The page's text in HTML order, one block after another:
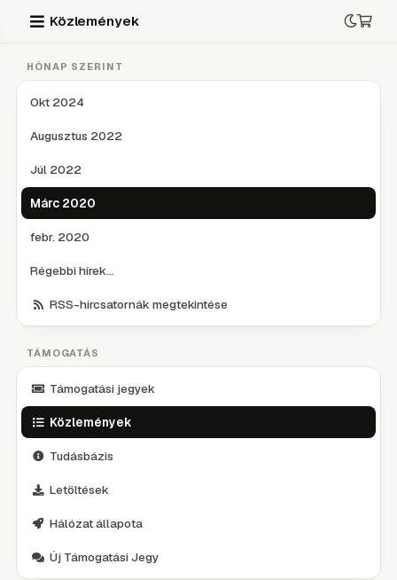
Közlemények
HÓNAP SZERINT
Okt 2024
Augusztus 2022
Júl 2022
Márc 2020
febr. 2020
Régebbi hírek...
RSS-hírcsatornák megtekintése
TÁMOGATÁS
Támogatási jegyek
Közlemények
Tudásbázis
Letöltések
Hálózat állapota
Új Támogatási Jegy